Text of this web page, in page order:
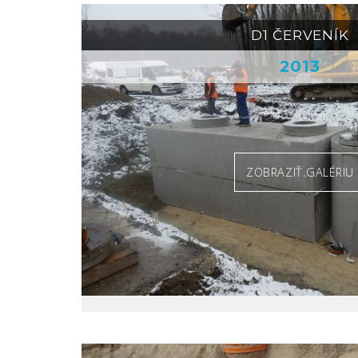
D1 ČERVENÍK
2013
ZOBRAZIŤ GALÉRIU